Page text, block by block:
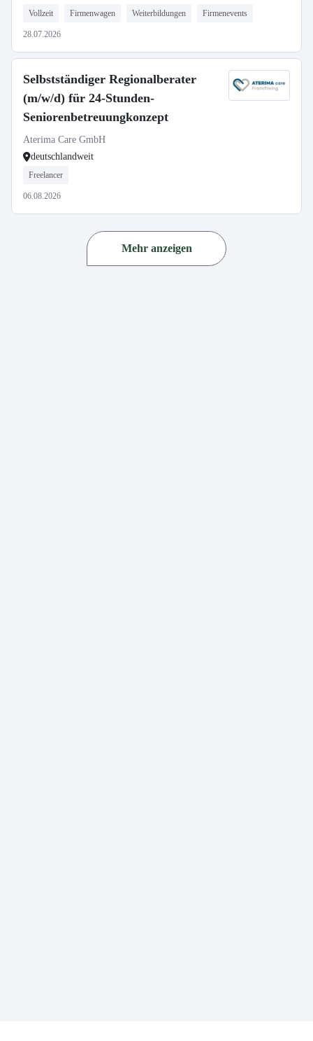
Vollzeit Firmenwagen Weiterbildungen Firmenevents
28.07.2026
Selbstständiger Regionalberater
(m/w/d) für 24-Stunden-
Seniorenbetreuungkonzept
Aterima Care GmbH
deutschlandweit
Freelancer
06.08.2026
Mehr anzeigen